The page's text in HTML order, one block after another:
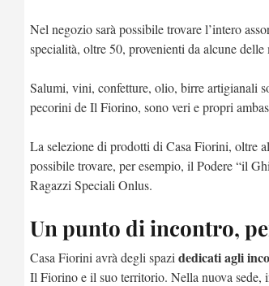
Nel negozio sarà possibile trovare l’intero
specialità, oltre 50, provenienti da alcune
Salumi, vini, confetture, olio, birre artigianali
pecorini de Il Fiorino, sono veri e propri
La selezione di prodotti di Casa Fiorini, oltre
possibile trovare, per esempio, il Podere “il
Ragazzi Speciali Onlus.
Un punto di incontro,
Casa Fiorini avrà degli spazi dedicati agli
Il Fiorino e il suo territorio. Nella nuova sede,